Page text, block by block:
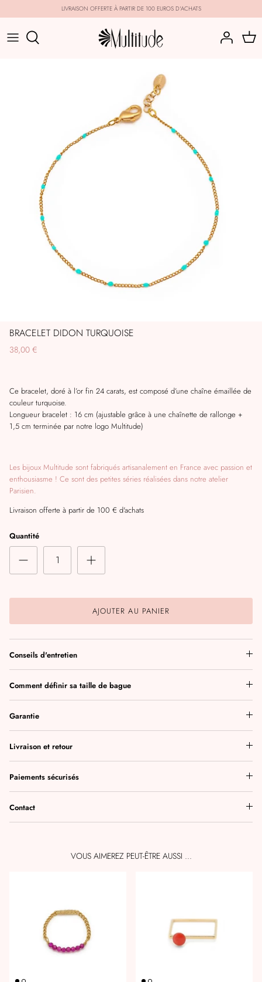
au
LIVRAISON OFFERTE À PARTIR DE 100 EUROS D'ACHATS
CATÉGORIES
BRACELET DIDON TURQUOISE
38,00 €
Ce bracelet, doré à l’or fin 24 carats, est composé d’une chaîne émaillée de
couleur turquoise.
Longueur bracelet : 16 cm (ajustable grâce à une chaînette de rallonge +
1,5 cm terminée par notre logo Multitude)
Les bijoux Multitude sont fabriqués artisanalement en France avec passion et
enthousiasme ! Ce sont des petites séries réalisées dans notre atelier
Parisien.
Livraison offerte à partir de 100 € d'achats
Quantité
AJOUTER AU PANIER
Conseils d'entretien
Comment définir sa taille de bague
Garantie
Livraison et retour
Paiements sécurisés
Contact
VOUS AIMEREZ PEUT-ÊTRE AUSSI ...